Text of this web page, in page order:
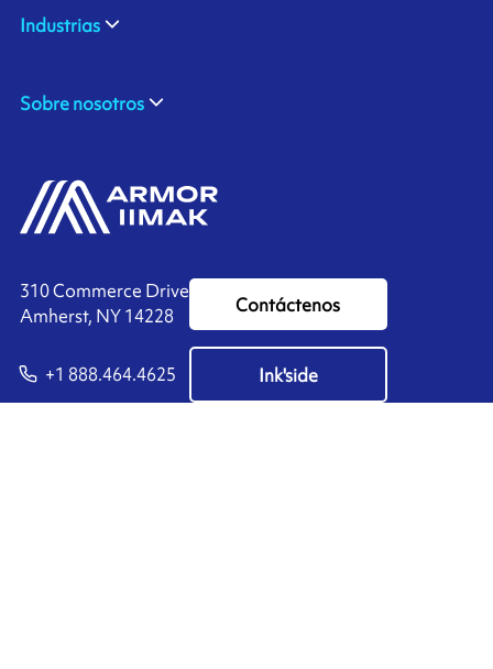
310 Commerce Drive
Amherst, NY 14228
+1 888.464.4625
Contáctenos
Ink'side
Industrias
Sobre nosotros